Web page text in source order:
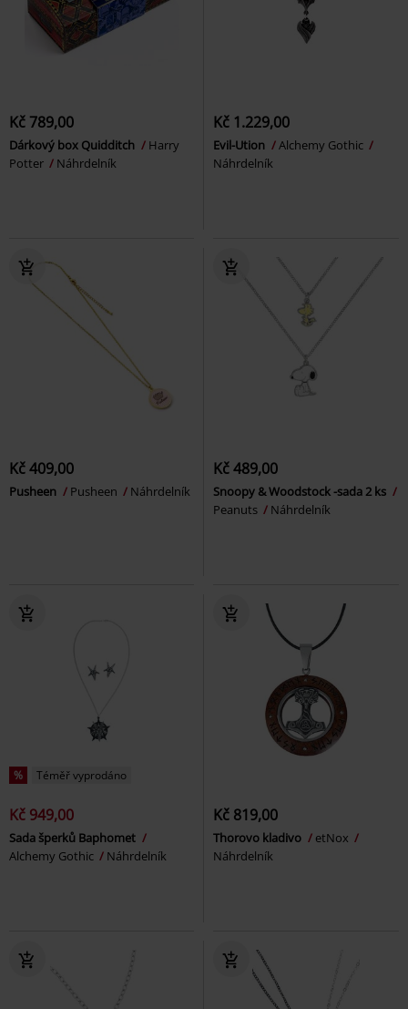
Kč 789,00
Dárkový box Quidditch
Harry
Potter
Náhrdelník
Kč 1.229,00
Evil-Ution
Alchemy Gothic
Náhrdelník
Kč 409,00
Pusheen Pusheen Náhrdelník
Kč 489,00
Snoopy & Woodstock -sada 2 ks
Peanuts
Náhrdelník
% Téměř vyprodáno
Kč 949,00
Sada šperků Baphomet
Alchemy Gothic
Náhrdelník
Kč 819,00
Thorovo kladivo
etNox
Náhrdelník